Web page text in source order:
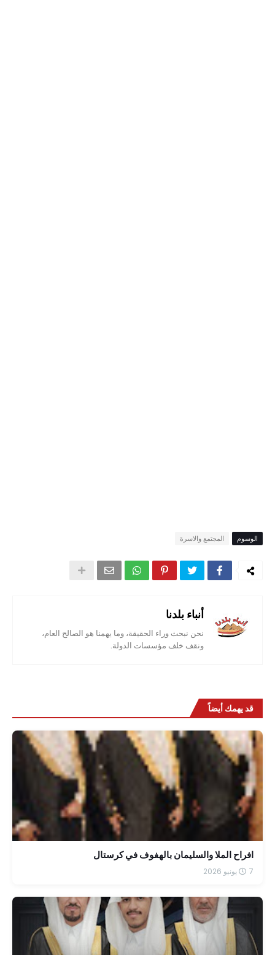
الوسوم المجتمع والاسرة
أنباء بلدنا
نحن نبحث وراء الحقيقة، وما يهمنا هو الصالح العام،
ونقف خلف مؤسسات الدولة.
قد يهمك أيضاً
افراح الملا والسليمان بالهفوف في كرستال
7 يونيو 2026